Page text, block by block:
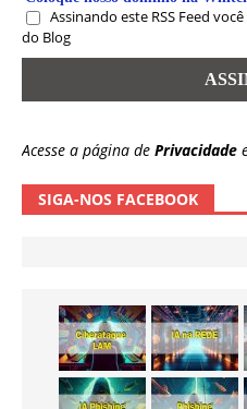
Assinando este RSS Feed
do Blog
Acesse a página de Privacidade
SIGA-NOS FACEBOOK